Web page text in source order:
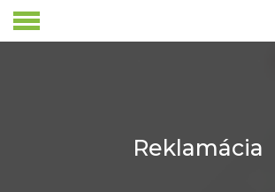
Skip
to
content
Reklamácia